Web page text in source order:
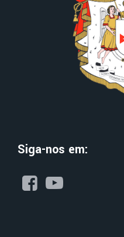
Siga-nos em: